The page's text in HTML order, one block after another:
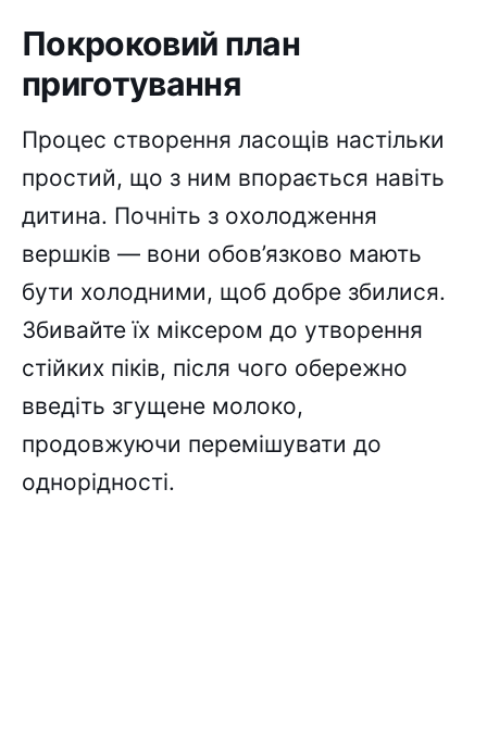
Покроковий план
приготування
Процес створення ласощів настільки
простий, що з ним впорається навіть
дитина. Почніть з охолодження
вершків — вони обов’язково мають
бути холодними, щоб добре збилися.
Збивайте їх міксером до утворення
стійких піків, після чого обережно
введіть згущене молоко,
продовжуючи перемішувати до
однорідності.